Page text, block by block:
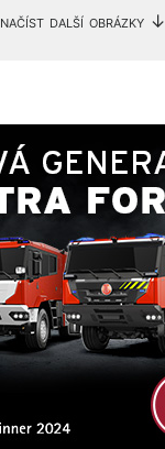
načíst další obrázky ↓